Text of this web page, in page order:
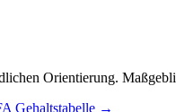
Orientierung.
Gehaltstabelle →